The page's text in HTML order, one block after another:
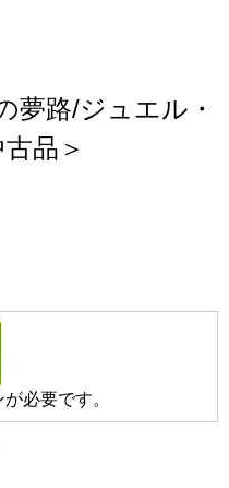
夢路/ジュエル・
品＞
必要です。